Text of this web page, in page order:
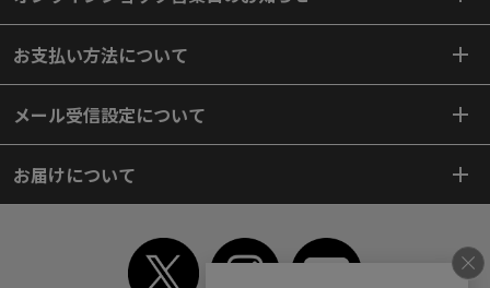
お支払い方法について
メール受信設定について
お届けについて